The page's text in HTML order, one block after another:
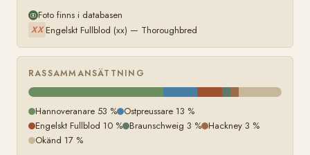
Foto finns i databasen
XX Engelskt Fullblod (xx) — Thoroughbred
RASSAMMANSÄTTNING
Hannoveranare 53 % Ostpreussare 13 %
Engelskt Fullblod 10 % Braunschweig 3 % Hackney 3 %
Okänd 17 %